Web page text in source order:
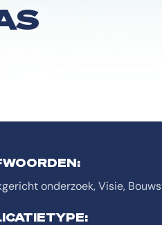
onderzoek, Visie,